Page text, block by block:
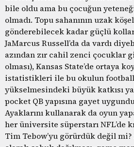
bile oldu ama bu çocuğun
olmadı. Topu sahanının uzak
gönderebilecek kadar güçlü
JaMarcus Russell’da da vardı
azından zır cahil zenci çocuklar
olması), Kansas State’de ortaya
istatistikleri ile bu okulun football
yükselmesindeki büyük katkısı
pocket QB yapısına gayet
Ayaklarını kullanarak da oyun
her üniversite süperstarı NFL’de
Tim Tebow’yu görürdük değil mi?